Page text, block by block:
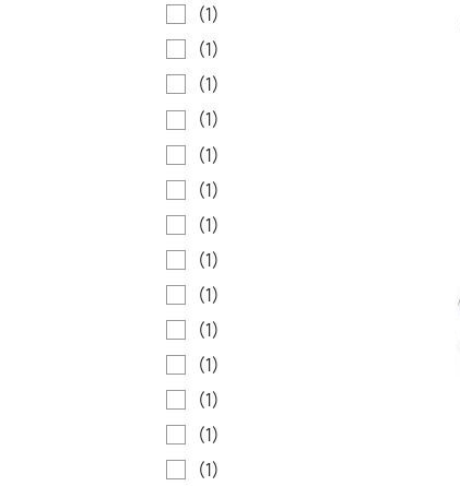
(1)
(1)
(1)
(1)
(1)
(1)
(1)
(1)
(1)
(1)
(1)
(1)
(1)
(1)